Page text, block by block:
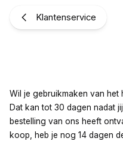
Klantenservice
Wil je gebruikmaken van het
Dat kan tot 30 dagen nadat
bestelling van ons heeft
koop, heb je nog 14 dagen